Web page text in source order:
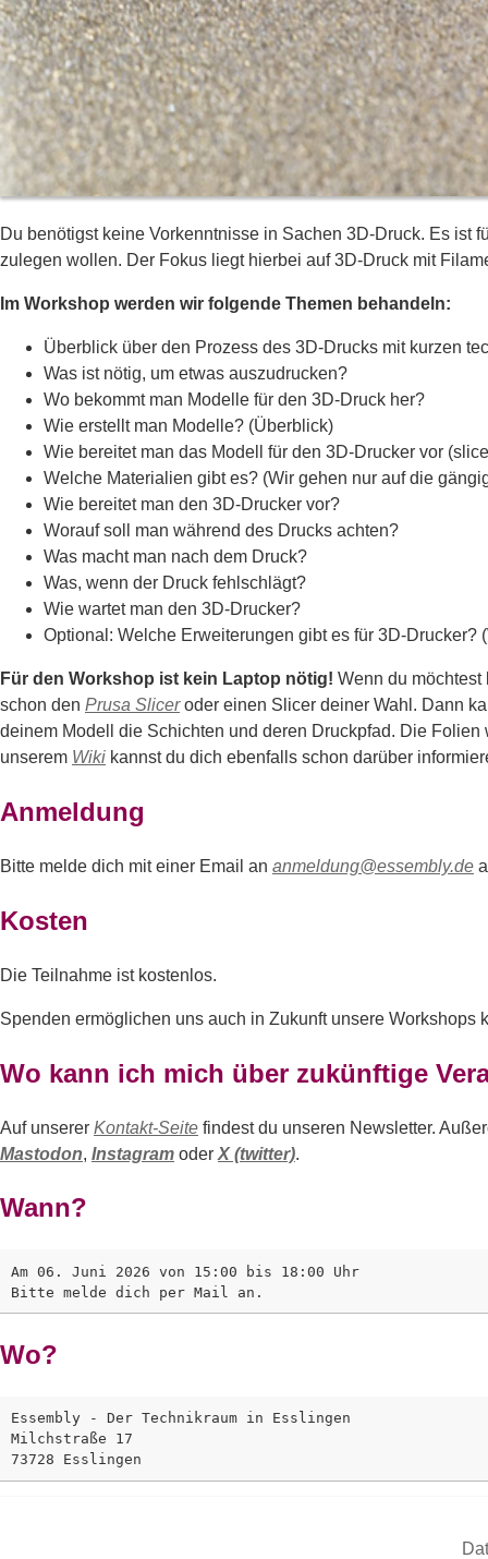
Du benötigst keine Vorkenntnisse in Sachen 3D-Druck. Es ist
zulegen wollen. Der Fokus liegt hierbei auf 3D-Druck mit
Im Workshop werden wir folgende Themen behandeln:
Überblick über den Prozess des 3D-Drucks mit kurzen
Was ist nötig, um etwas auszudrucken?
Wo bekommt man Modelle für den 3D-Druck her?
Wie erstellt man Modelle? (Überblick)
Wie bereitet man das Modell für den 3D-Drucker vor
Welche Materialien gibt es? (Wir gehen nur auf die
Wie bereitet man den 3D-Drucker vor?
Worauf soll man während des Drucks achten?
Was macht man nach dem Druck?
Was, wenn der Druck fehlschlägt?
Wie wartet man den 3D-Drucker?
Optional: Welche Erweiterungen gibt es für 3D-Drucker?
Für den Workshop ist kein Laptop nötig! Wenn du
schon den Prusa Sliceroder einen Slicer deiner Wahl. Dann
deinem Modell die Schichten und deren Druckpfad. Die
unserem Wiki kannst du dich ebenfalls schon darüber
Anmeldung
Bitte melde dich mit einer Email an anmeldung@essembly.de
Kosten
Die Teilnahme ist kostenlos.
Spenden ermöglichen uns auch in Zukunft unsere Workshops
Wo kann ich mich über zukünftige
Auf unserer Kontakt-Seite findest du unseren Newsletter.
Mastodon, Instagram oder X (twitter).
Wann?
Am 06. Juni 2026 von 15:00 bis 18:00 Uhr
Wo?
Essembly - Der Technikraum in Esslingen
Milchstraße 17